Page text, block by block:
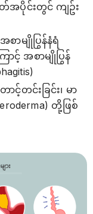
အပိုင်းတွင် ကျဥ်း
စာမျိုပြွန်နံရံ
ောင့် အစာမျိုပြွန်
တင်းခြင်း၊ မာ
တို့ဖြစ်